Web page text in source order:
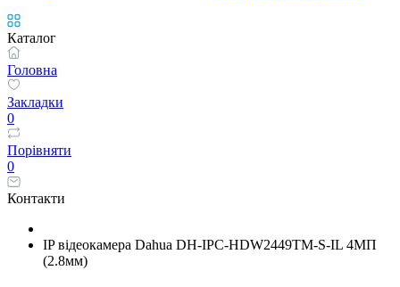
Каталог
Головна
Закладки
0
Порівняти
0
Контакти
IP відеокамера Dahua DH-IPC-HDW2449TM-S-IL 4МП
(2.8мм)